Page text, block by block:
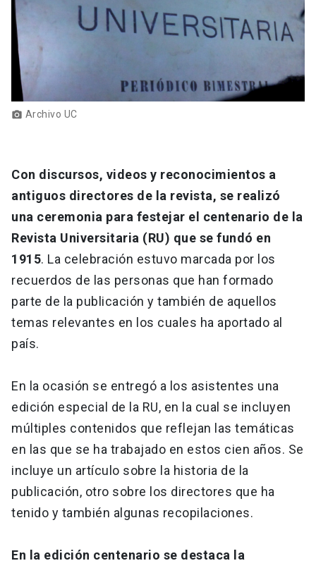
Vecinos launch
Biblioteca launch
photo_camera Archivo UC
Con discursos, videos y reconocimientos a
antiguos directores de la revista, se realizó
una ceremonia para festejar el centenario de la
Revista Universitaria (RU) que se fundó en
1915. La celebración estuvo marcada por los
recuerdos de las personas que han formado
parte de la publicación y también de aquellos
temas relevantes en los cuales ha aportado al
país.
En la ocasión se entregó a los asistentes una
edición especial de la RU, en la cual se incluyen
múltiples contenidos que reflejan las temáticas
en las que se ha trabajado en estos cien años. Se
incluye un artículo sobre la historia de la
publicación, otro sobre los directores que ha
tenido y también algunas recopilaciones.
En la edición centenario se destaca la